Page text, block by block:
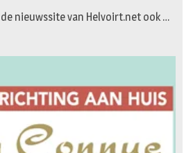
nieuwssite van Helvoirt.net ook …